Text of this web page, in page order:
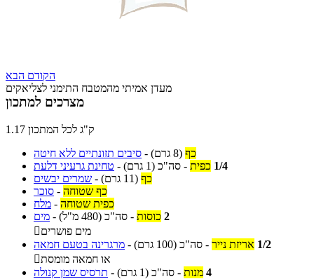
הקודם הבא
מעדן אמיתי מהמטבח התימני לצליאקים
מצרכים למתכון
1.17 ק"ג לכל המתכון
סיבים תזונתיים ללא חיטה - כף (8 גרם)
טחינת גרעיני דלעת - 1/4 כפית - סה"כ (1 גרם)
שמרים יבשים - כף (11 גרם)
סוכר - כף שטוחה
מלח - כפית שטוחה
מים - 2 כוסות - סה"כ (480 מ"ל)
מים פושרים
מרגרינה בטעם חמאה - 1/2 אריזת נייר - סה"כ (100 גרם)
או חמאה מומסת
תרסיס שמן קנולה - 4 מנות - סה"כ (1 גרם)